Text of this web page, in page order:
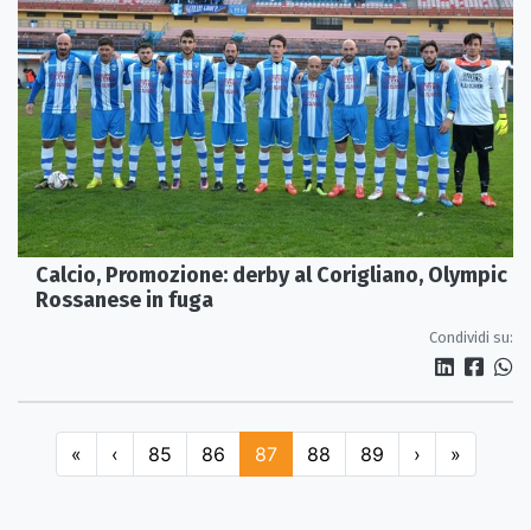
Calcio, Promozione: derby al Corigliano, Olympic
Rossanese in fuga
Condividi su:
« ‹ 85 86 87 88 89 › »